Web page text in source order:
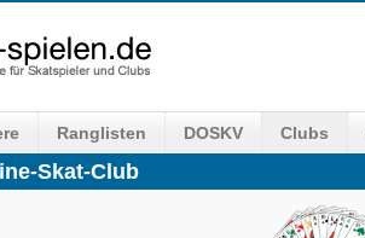
Ranglisten DOSKV Clubs
Skat-Club